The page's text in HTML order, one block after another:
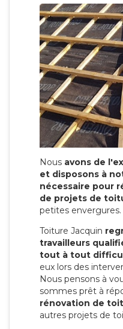
Nous avons de
et disposons à
nécessaire pour
de projets de
petites envergures.
Toiture Jacquin
travailleurs
tout à tout
eux lors des
Nous pensons à
sommes prêt à
rénovation de
autres projets de